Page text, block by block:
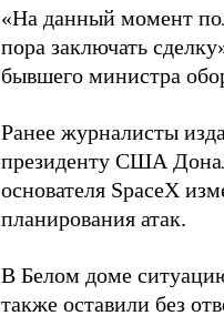
«На данный момент
пора заключать
бывшего министра
Ранее журналисты
президенту США
основателя SpaceX
планирования атак.
В Белом доме
также оставили без